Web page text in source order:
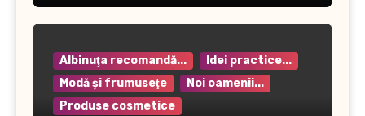
Albinuţa recomandă...
Idei practice...
Modă şi frumuseţe
Noi oamenii...
Produse cosmetice